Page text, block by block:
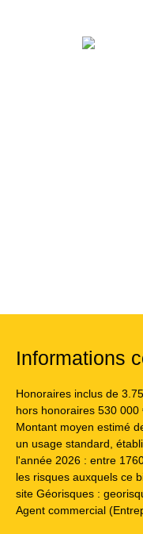
Informations
Honoraires inclus de
hors honoraires 530
Montant moyen estimé
un usage standard,
l'année 2026 : entre
les risques auxquels ce
site Géorisques :
Agent commercial